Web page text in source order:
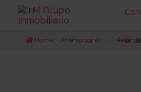
Home Promociones Reserva